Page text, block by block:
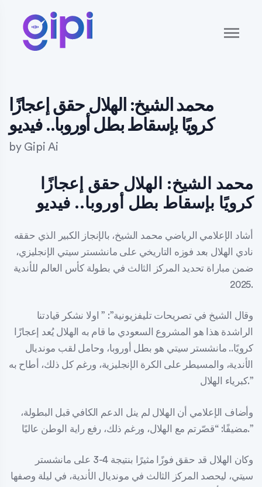
محمد الشيخ: الهلال حقق إعجازًا
كرويًا بإسقاط بطل أوروبا.. فيديو
by Gipi Ai
محمد الشيخ: الهلال حقق إعجازًا
كرويًا بإسقاط بطل أوروبا.. فيديو
أشاد الإعلامي الرياضي محمد الشيخ، بالإنجاز الكبير الذي حققه
نادي الهلال بعد فوزه التاريخي على مانشستر سيتي الإنجليزي،
ضمن مباراة تحديد المركز الثالث في بطولة كأس العالم للأندية
2025.
وقال الشيخ في تصريحات تليفزيونية”: ” اولا نشكر قيادتنا
الراشدة هذا هو المشروع السعودي ما قام به الهلال يُعد إعجازًا
كرويًا.. مانشستر سيتي هو بطل أوروبا، وحامل لقب مونديال
الأندية، والمسيطر على الكرة الإنجليزية، ورغم كل ذلك، أطاح به
كبرياء الهلال.”
وأضاف الإعلامي أن الهلال لم ينل الدعم الكافي قبل البطولة،
مضيفًا: “قصّرتم مع الهلال، ورغم ذلك، رفع راية الوطن عاليًا.”
وكان الهلال قد حقق فوزًا مثيرًا بنتيجة 4-3 على مانشستر
سيتي، ليحصد المركز الثالث في مونديال الأندية، في ليلة وصفها